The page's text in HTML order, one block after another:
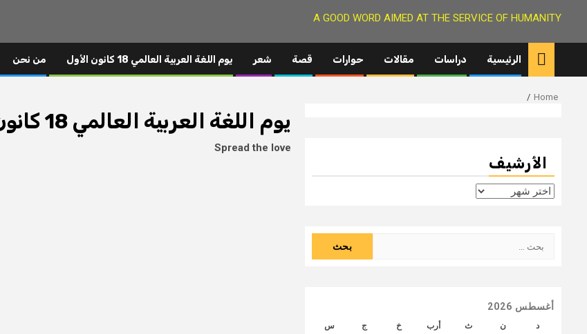
A GOOD WORD AIMED AT THE SERVICE OF HUMANITY
الرئيسية دراسات مقالات حوارات قصة شعر يوم اللغة العربية العالمي 18 كانون الأول من نحن
Home
يوم اللغة العربية العالمي 18 كانون الأول
Spread the love
الأرشيف
الأرشيف
أغسطس 2026
د ن ث أرب خ ج س